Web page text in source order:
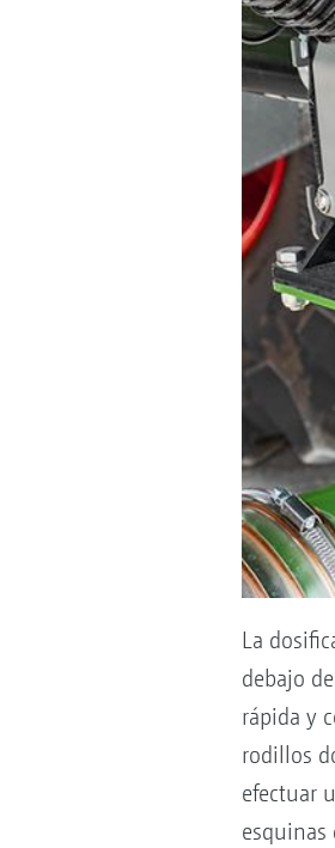
La
debajo
rápida y
rodillos
efectuar